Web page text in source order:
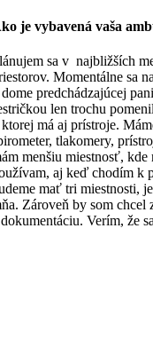
je vybavená vaša
sa v najbližších
Momentálne sa
predchádzajúcej
len trochu
má aj prístroje.
tlakomery,
menšiu miestnosť,
aj keď chodím k
mať tri miestnosti,
Zároveň by som chcel
Verím, že